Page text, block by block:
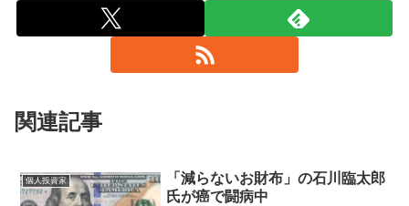
関連記事
個人投資家
「減らないお財布」の石川臨太郎
氏が癌で闘病中